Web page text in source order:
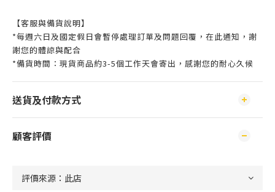
【客服與備貨說明】
*每週六日及國定假日會暫停處理訂單及問題回覆，在此通知，謝
謝您的體諒與配合
*備貨時間：現貨商品約3-5個工作天會寄出，感謝您的耐心久候
送貨及付款方式
顧客評價